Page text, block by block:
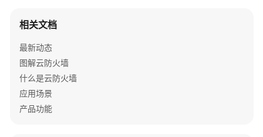
户
指
最
佳
实
相关文档
最新动态
图解云防火墙
什么是云防火墙
应用场景
产品功能